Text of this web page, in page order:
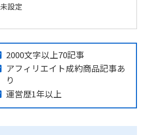
未設定
2000文字以上70記事
アフィリエイト成約商品記事あ
り
運営歴1年以上